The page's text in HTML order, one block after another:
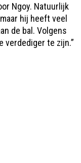
Ngoy. Natuurlijk
hij heeft veel
de bal. Volgens
verdediger te zijn.”